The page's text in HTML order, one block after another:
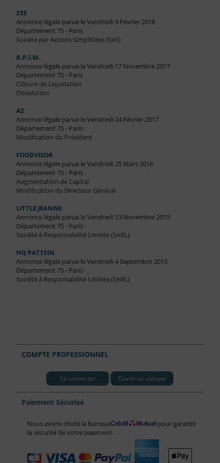
ZEE
Annonce légale parue le Vendredi 9 Février 2018
Département 75 - Paris
Société par Actions Simplifiées (SAS)
R.P.I.M.
Annonce légale parue le Vendredi 17 Novembre 2017
Département 75 - Paris
Clôture de Liquidation
Dissolution
AZ
Annonce légale parue le Vendredi 24 Février 2017
Département 75 - Paris
Modification du Président
FOODVISOR
Annonce légale parue le Vendredi 25 Mars 2016
Département 75 - Paris
Augmentation de Capital
Modification du Directeur Général
LITTLE JEANNE
Annonce légale parue le Vendredi 13 Novembre 2015
Département 75 - Paris
Société à Responsabilité Limitée (SARL)
HQ PATTEIN
Annonce légale parue le Vendredi 4 Septembre 2015
Département 75 - Paris
Société à Responsabilité Limitée (SARL)
COMPTE PROFESSIONNEL
Se connecter Ouvrir un compte
Paiement Sécurisé
Nous avons choisi la banque
pour garantir
la sécurité de votre paiement.